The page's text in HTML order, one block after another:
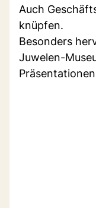
Auch
knüpfen.
Besonders
Juwelen-